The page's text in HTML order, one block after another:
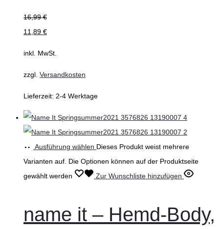
16,99€
11,89 €
inkl. MwSt.
zzgl. Versandkosten
Lieferzeit: 2-4 Werktage
Ausführung wählen Dieses Produkt weist mehrere
Varianten auf. Die Optionen können auf der Produktseite
gewählt werden
Zur Wunschliste hinzufügen
name it – Hemd-Body,